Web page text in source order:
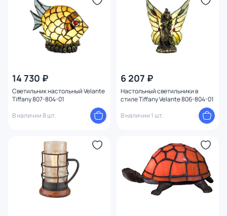
14 730 ₽
Светильник настольный Velante
Tiffany 807-804-01
В наличии 8 шт.
6 207 ₽
Настольный светильники в
стиле Tiffany Velante 806-804-01
В наличии 1 шт.
Цвет арматуры
Цвет плафона
Высота (мм)
Диаметр (мм)
Вид лампы